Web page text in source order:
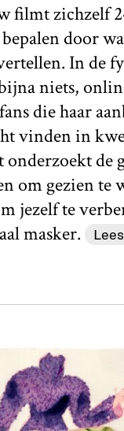
filmt zichzelf
door
In de
niets,
die haar
vinden in
de
om gezien te
jezelf te
masker.